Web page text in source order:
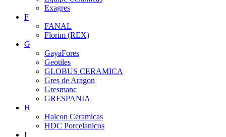
Exagres
F
FANAL
Florim (REX)
G
GayaFores
Geotiles
GLOBUS CERAMICA
Gres de Aragon
Gresmanc
GRESPANIA
H
Halcon Ceramicas
HDC Porcelanicos
I